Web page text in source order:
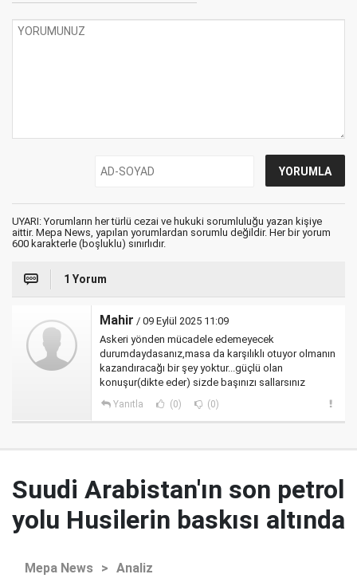
UYARI: Yorumların her türlü cezai ve hukuki sorumluluğu yazan kişiye
aittir. Mepa News, yapılan yorumlardan sorumlu değildir. Her bir yorum
600 karakterle (boşluklu) sınırlıdır.
1 Yorum
Mahir / 09 Eylül 2025 11:09
Askeri yönden mücadele edemeyecek
durumdaydasanız,masa da karşılıklı otuyor olmanın
kazandıracağı bir şey yoktur...güçlü olan
konuşur(dikte eder) sizde başınızı sallarsınız
Yanıtla (0) (0)
Suudi Arabistan'ın son petrol
yolu Husilerin baskısı altında
Mepa News > Analiz